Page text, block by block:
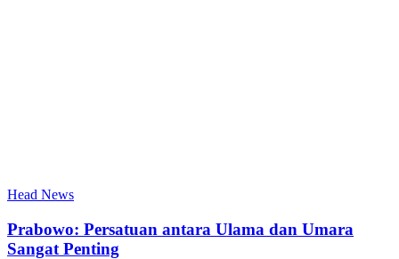
Head News
Prabowo: Persatuan antara Ulama dan Umara
Sangat Penting